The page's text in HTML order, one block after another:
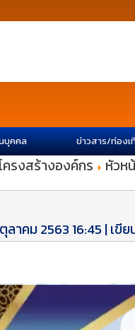
บุคคล ข่าวสาร/ท่องเ
ครงสร้างองค์กร หัวห
าคม 2563 16:45 |เขี